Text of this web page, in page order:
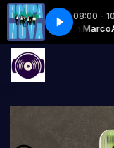
08:00 -
Fm! com MarcoAs
Roll Rock